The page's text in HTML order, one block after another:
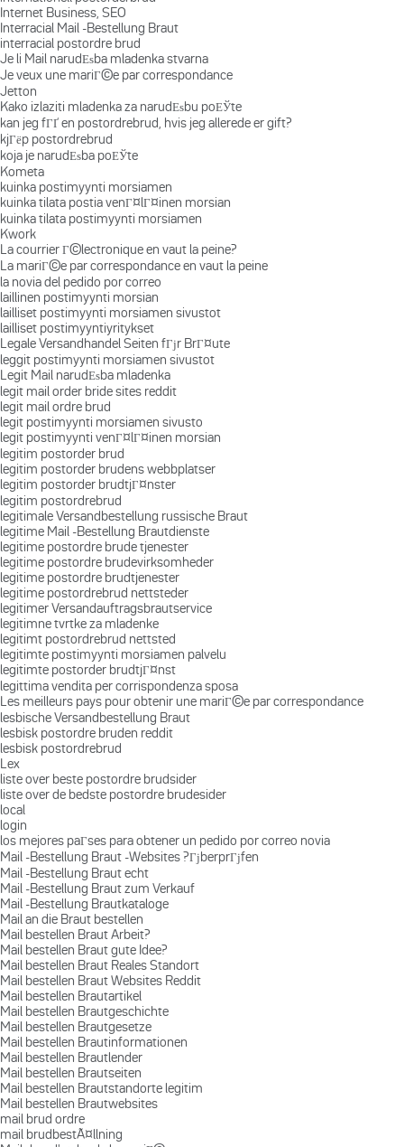
Internet Business, SEO
Interracial Mail -Bestellung Braut
interracial postordre brud
Je li Mail narudЕѕba mladenka stvarna
Je veux une mariГ©e par correspondance
Jetton
Kako izlaziti mladenka za narudЕѕbu poЕЎte
kan jeg fГҐ en postordrebrud, hvis jeg allerede er gift?
kjГёp postordrebrud
koja je narudЕѕba poЕЎte
Kometa
kuinka postimyynti morsiamen
kuinka tilata postia venГ¤lГ¤inen morsian
kuinka tilata postimyynti morsiamen
Kwork
La courrier Г©lectronique en vaut la peine?
La mariГ©e par correspondance en vaut la peine
la novia del pedido por correo
laillinen postimyynti morsian
lailliset postimyynti morsiamen sivustot
lailliset postimyyntiyritykset
Legale Versandhandel Seiten fГјr BrГ¤ute
leggit postimyynti morsiamen sivustot
Legit Mail narudЕѕba mladenka
legit mail order bride sites reddit
legit mail ordre brud
legit postimyynti morsiamen sivusto
legit postimyynti venГ¤lГ¤inen morsian
legitim postorder brud
legitim postorder brudens webbplatser
legitim postorder brudtjГ¤nster
legitim postordrebrud
legitimale Versandbestellung russische Braut
legitime Mail -Bestellung Brautdienste
legitime postordre brude tjenester
legitime postordre brudevirksomheder
legitime postordre brudtjenester
legitime postordrebrud nettsteder
legitimer Versandauftragsbrautservice
legitimne tvrtke za mladenke
legitimt postordrebrud nettsted
legitimte postimyynti morsiamen palvelu
legitimte postorder brudtjГ¤nst
legittima vendita per corrispondenza sposa
Les meilleurs pays pour obtenir une mariГ©e par correspondance
lesbische Versandbestellung Braut
lesbisk postordre bruden reddit
lesbisk postordrebrud
Lex
liste over beste postordre brudsider
liste over de bedste postordre brudesider
local
login
los mejores paГ­ses para obtener un pedido por correo novia
Mail -Bestellung Braut -Websites ?ГјberprГјfen
Mail -Bestellung Braut echt
Mail -Bestellung Braut zum Verkauf
Mail -Bestellung Brautkataloge
Mail an die Braut bestellen
Mail bestellen Braut Arbeit?
Mail bestellen Braut gute Idee?
Mail bestellen Braut Reales Standort
Mail bestellen Braut Websites Reddit
Mail bestellen Brautartikel
Mail bestellen Brautgeschichte
Mail bestellen Brautgesetze
Mail bestellen Brautinformationen
Mail bestellen Brautlender
Mail bestellen Brautseiten
Mail bestellen Brautstandorte legitim
Mail bestellen Brautwebsites
mail brud ordre
mail brudbestÃ¤llning